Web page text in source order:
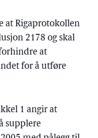
at Rigaprotokollen
2178 og skal
at
for å utføre
1 angir at
supplere